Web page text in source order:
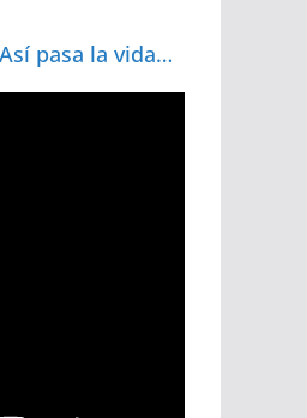
pasa la vida…